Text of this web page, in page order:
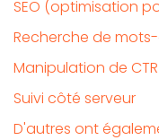
SEO (optimisation
Recherche de
Manipulation de CTR
Suivi côté serveur
D'autres ont